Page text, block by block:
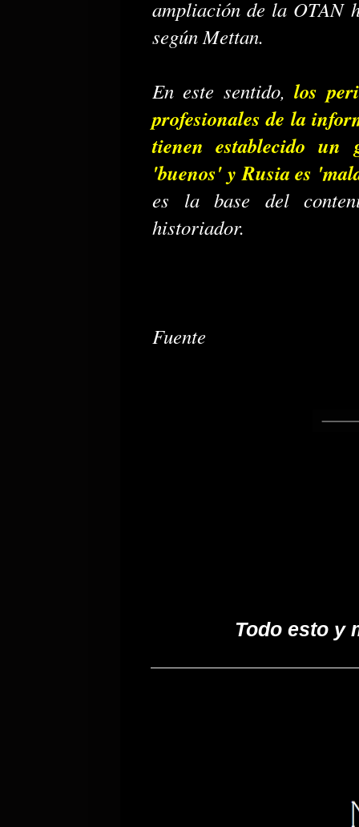
ampliación de la OTAN
según Mettan.
En este sentido, los
profesionales de la
tienen establecido un
'buenos' y Rusia es
es la base del
historiador.
Fuente
Todo esto y